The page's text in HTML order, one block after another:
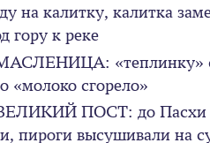
на калитку, калитка
гору к реке
«теплинку»
«молоко сгорело»
ПОСТ: до Пасхи
пироги высушивали на